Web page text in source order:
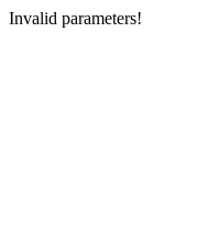
Invalid parameters!